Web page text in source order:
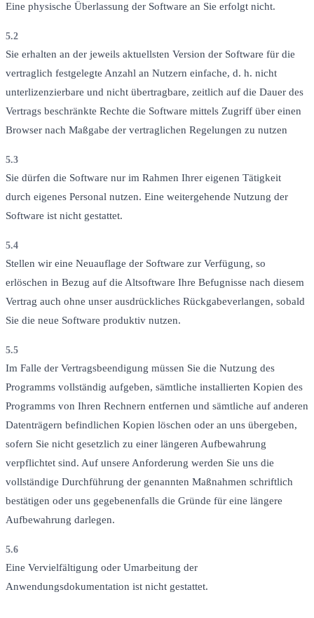
Eine physische Überlassung der Software an Sie erfolgt nicht.
5.2
Sie erhalten an der jeweils aktuellsten Version der Software für die
vertraglich festgelegte Anzahl an Nutzern einfache, d. h. nicht
unterlizenzierbare und nicht übertragbare, zeitlich auf die Dauer des
Vertrags beschränkte Rechte die Software mittels Zugriff über einen
Browser nach Maßgabe der vertraglichen Regelungen zu nutzen
5.3
Sie dürfen die Software nur im Rahmen Ihrer eigenen Tätigkeit
durch eigenes Personal nutzen. Eine weitergehende Nutzung der
Software ist nicht gestattet.
5.4
Stellen wir eine Neuauflage der Software zur Verfügung, so
erlöschen in Bezug auf die Altsoftware Ihre Befugnisse nach diesem
Vertrag auch ohne unser ausdrückliches Rückgabeverlangen, sobald
Sie die neue Software produktiv nutzen.
5.5
Im Falle der Vertragsbeendigung müssen Sie die Nutzung des
Programms vollständig aufgeben, sämtliche installierten Kopien des
Programms von Ihren Rechnern entfernen und sämtliche auf anderen
Datenträgern befindlichen Kopien löschen oder an uns übergeben,
sofern Sie nicht gesetzlich zu einer längeren Aufbewahrung
verpflichtet sind. Auf unsere Anforderung werden Sie uns die
vollständige Durchführung der genannten Maßnahmen schriftlich
bestätigen oder uns gegebenenfalls die Gründe für eine längere
Aufbewahrung darlegen.
5.6
Eine Vervielfältigung oder Umarbeitung der
Anwendungsdokumentation ist nicht gestattet.